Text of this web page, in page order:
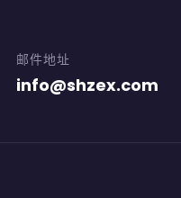
邮件地址
info@shzex.com